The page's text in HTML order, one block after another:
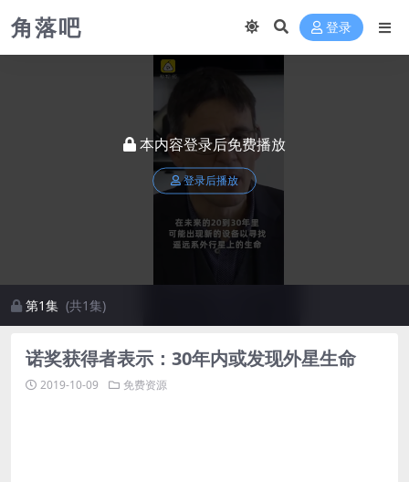
角落吧 登录
本内容登录后免费播放
登录后播放
第1集 (共1集)
诺奖获得者表示：30年内或发现外星生命
2019-10-09 免费资源